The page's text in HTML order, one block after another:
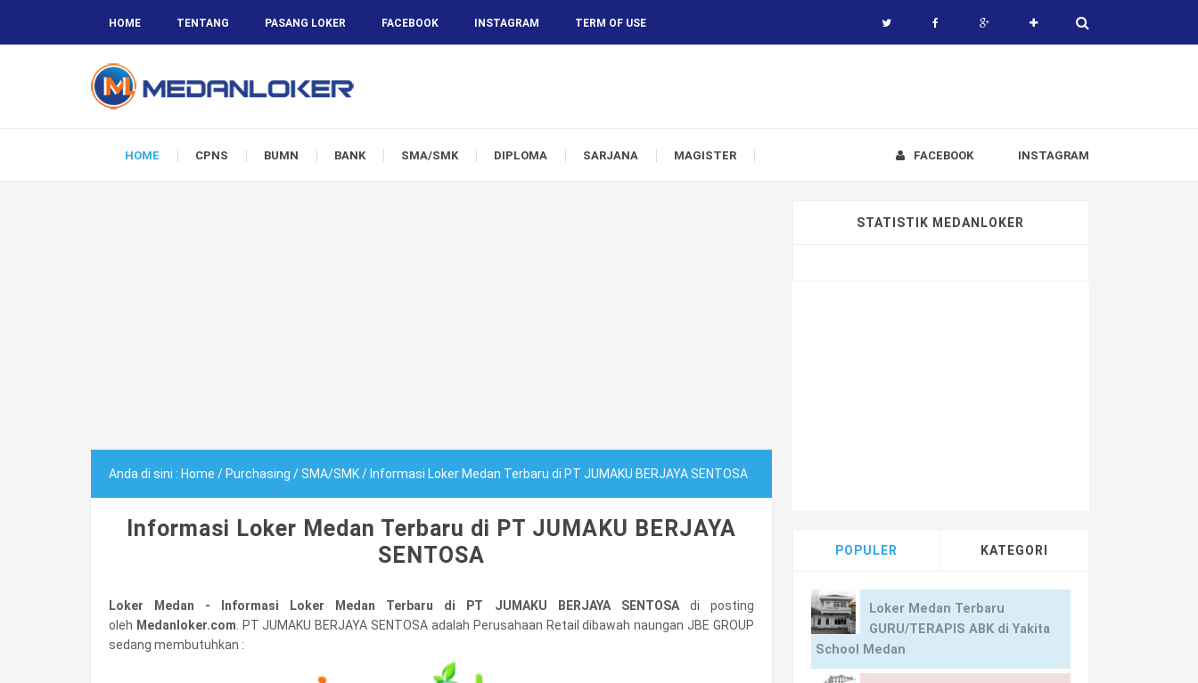
HOME TENTANG PASANG LOKER FACEBOOK INSTAGRAM TERM OF USE
HOME CPNS BUMN BANK SMA/SMK DIPLOMA SARJANA MAGISTER INSTAGRAM
FACEBOOK
Anda di sini : Home / Purchasing /SMA/SMK/ Informasi Loker Medan Terbaru di PT JUMAKU BERJAYA SENTOSA
Informasi Loker Medan Terbaru di PT JUMAKU BERJAYA
SENTOSA
Loker Medan - Informasi Loker Medan Terbaru di PT JUMAKU BERJAYA SENTOSAdi posting
oleh Medanloker.com . PT JUMAKU BERJAYA SENTOSA adalah Perusahaan Retail dibawah naungan JBE GROUP
sedang membutuhkan :
STATISTIK MEDANLOKER
POPULER KATEGORI
Loker Medan Terbaru
GURU/TERAPIS ABK di Yakita
School Medan